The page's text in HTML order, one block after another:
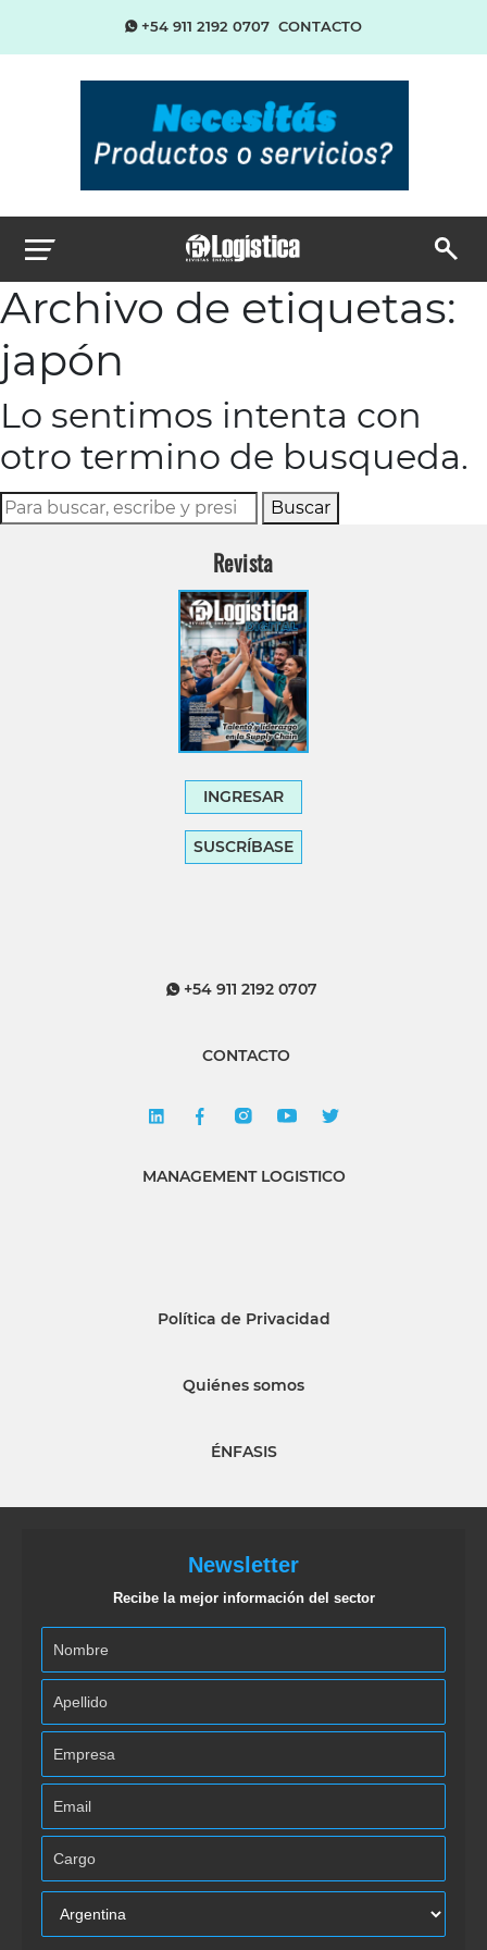
+54 911 2192 0707 CONTACTO
Archivo de etiquetas:
japón
Lo sentimos intenta con
otro termino de busqueda.
Buscar
Revista
INGRESAR
SUSCRÍBASE
+54 911 2192 0707
CONTACTO
MANAGEMENT LOGISTICO
Política de Privacidad
Quiénes somos
ÉNFASIS
Newsletter
Recibe la mejor información del sector